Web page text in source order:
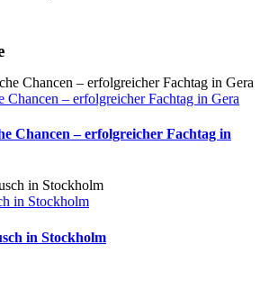
Chancen – erfolgreicher Fachtag in Gera
Chancen – erfolgreicher Fachtag in
in Stockholm
in Stockholm